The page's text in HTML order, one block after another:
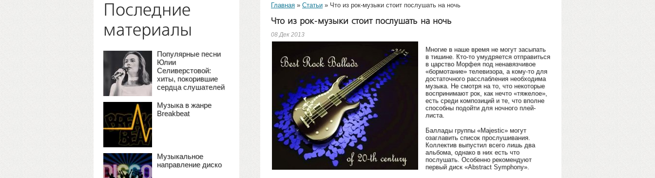
Последние
материалы
Популярные песни
Юлии
Селиверстовой:
хиты, покорившие
сердца слушателей
Музыка в жанре
Breakbeat
Музыкальное
направление диско
Главная » Статьи » Что из рок-музыки стоит послушать на ночь
Что из рок-музыки стоит послушать на ночь
08 Дек 2013
Многие в наше время не могут засыпать
в тишине. Кто-то умудряется отправиться
в царство Морфея под ненавязчивое
«бормотание» телевизора, а кому-то для
достаточного расслабления необходима
музыка. Не смотря на то, что некоторые
воспринимают рок, как нечто «тяжелое»,
есть среди композиций и те, что вполне
способны подойти для ночного плей-
листа.
Баллады группы «Majestic» могут
озаглавить список прослушивания.
Коллектив выпустил всего лишь два
альбома, однако в них есть что
послушать. Особенно рекомендуют
первый диск «Abstract Symphony».